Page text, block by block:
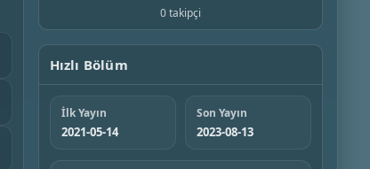
0 takipçi
Hızlı Bölüm
İlk Yayın
2021-05-14
Son Yayın
2023-08-13